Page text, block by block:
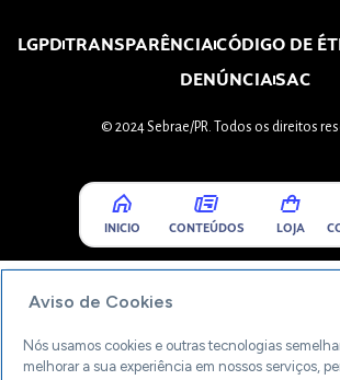
LGPDTRANSPARÊNCIACÓDIGO DE
DENÚNCIASAC
© 2024 Sebrae/PR. Todos os direitos
INICIO CONTEÚDOS LOJA
Aviso de Cookies
Nós usamos cookies e outras tecnologias
melhorar a sua experiência em nossos serviços,